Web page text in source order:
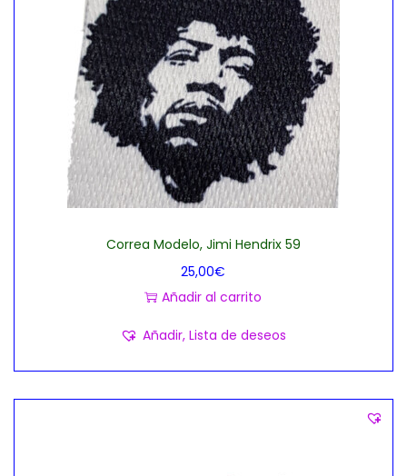
Correa Modelo, Jimi Hendrix 59
25,00€
Añadir al carrito
Añadir, Lista de deseos